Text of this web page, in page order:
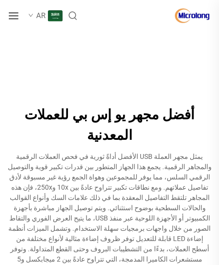
AR
أفضل مجهر يو إس بي للعملات
المعدنية
يمثل مجهر العملة USB الأفضل أداةً ثورية في فحص العملات الرقمية
والمجاهر الرقمية. يجمع هذا الجهاز المتطور بين قدرات تكبير قوية والتوصيل
الرقمي السلس، مما يوفر للمجموعين وهواة الجمع رؤية غير مسبوقة لأدق
تفاصيل عملاتهم. ومع نطاقات تكبير تتراوح عادةً بين 10x و250x، فإن هذه
المجاهر تلتقط التفاصيل المعقدة بما في ذلك علامات السك وأنواع القوالب
والحالات السطحية بوضوح استثنائي. ويتم توصيل الجهاز مباشرة بأجهزة
الكمبيوتر أو الأجهزة اللوحية عبر منفذ USB، ما يتيح العرض الفوري والتقاط
الصور من خلال واجهات برمجيات سهلة الاستخدام. وتشمل الميزات أنظمة
إضاءة LED قابلة للتعديل توفر ظروف إضاءة مثالية لأنواع مختلفة من
أسطح العملات، بدءًا من التشطيبات البروف وحتى القطع المتداولة. وتوفر
مستشعرات الكاميرا المدمجة، التي تتراوح عادةً بين 2 ميجابكسل و5